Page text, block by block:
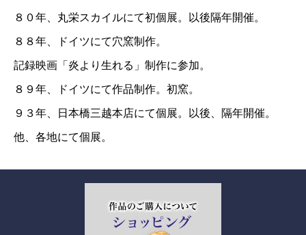
８０年、丸栄スカイルにて初個展。以後隔年開催。
８８年、ドイツにて穴窯制作。
記録映画「炎より生れる」制作に参加。
８９年、ドイツにて作品制作。初窯。
９３年、日本橋三越本店にて個展。以後、隔年開催。
他、各地にて個展。